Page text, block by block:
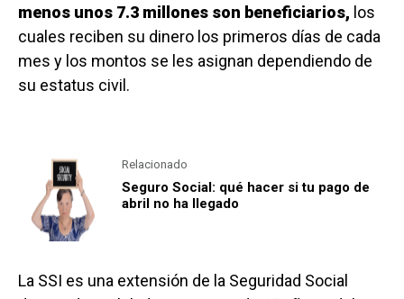
menos unos 7.3 millones son beneficiarios, los
cuales reciben su dinero los primeros días de cada
mes y los montos se les asignan dependiendo de
su estatus civil.
Relacionado
Seguro Social: qué hacer si tu pago de
abril no ha llegado
La SSI es una extensión de la Seguridad Social